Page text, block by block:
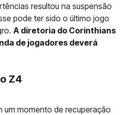
resultou na suspensão
pode ter sido o último jogo
A diretoria do Corinthians
de jogadores deverá
Z4
um momento de recuperação